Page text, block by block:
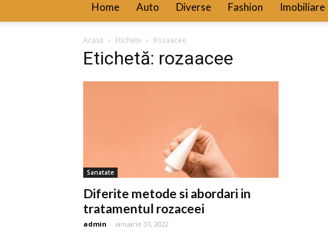
Home Auto Diverse Fashion Imobiliare
Acasă Etichete Rozaacee
Etichetă: rozaacee
Sanatate
Diferite metode si abordari in
tratamentul rozaceei
admin - ianuarie 31, 2022